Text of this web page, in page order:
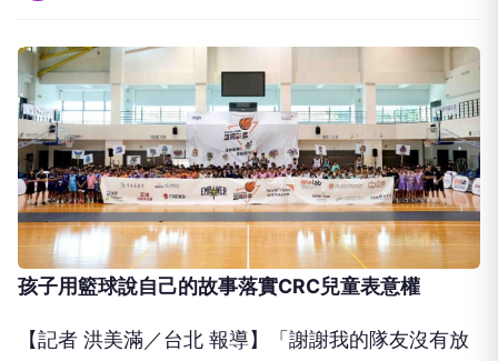
孩子用籃球說自己的故事落實CRC兒童表意權
【記者 洪美滿／台北 報導】
「謝謝我的隊友沒有放